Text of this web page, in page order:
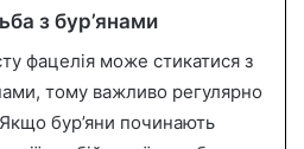
з бур’янами
фацелія може стикатися з
тому важливо регулярно
бур’яни починають